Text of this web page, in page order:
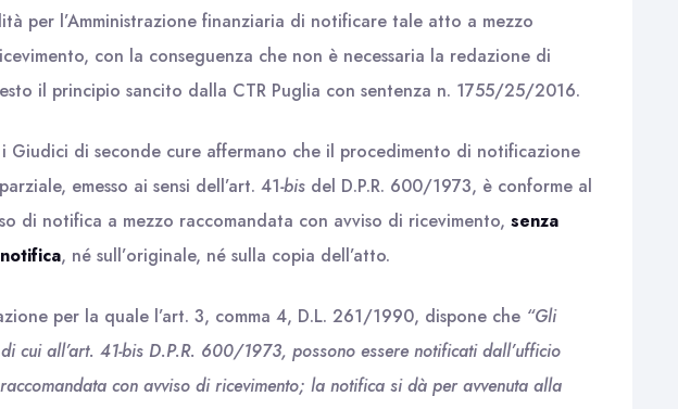
per l’Amministrazione finanziaria di notificare tale atto a mezzo
con la conseguenza che non è necessaria la redazione di
il principio sancito dalla CTR Puglia con sentenza n. 1755/25/2016.
Giudici di seconde cure affermano che il procedimento di notificazione
emesso ai sensi dell’art. 41-bis del D.P.R. 600/1973, è conforme al
di notifica a mezzo raccomandata con avviso di ricevimento, senza
, né sull’originale, né sulla copia dell’atto.
per la quale l’art. 3, comma 4, D.L. 261/1990, dispone che “Gli
cui all’art. 41-bis D.P.R. 600/1973, possono essere notificati dall’ufficio
con avviso di ricevimento; la notifica si dà per avvenuta alla